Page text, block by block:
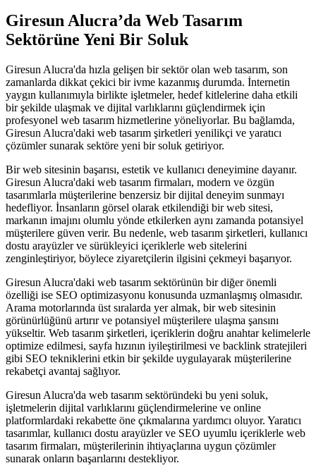
Giresun Alucra’da Web Tasarım
Sektörüne Yeni Bir Soluk
Giresun Alucra'da hızla gelişen bir sektör olan web tasarım, son
zamanlarda dikkat çekici bir ivme kazanmış durumda. İnternetin
yaygın kullanımıyla birlikte işletmeler, hedef kitlelerine daha etkili
bir şekilde ulaşmak ve dijital varlıklarını güçlendirmek için
profesyonel web tasarım hizmetlerine yöneliyorlar. Bu bağlamda,
Giresun Alucra'daki web tasarım şirketleri yenilikçi ve yaratıcı
çözümler sunarak sektöre yeni bir soluk getiriyor.
Bir web sitesinin başarısı, estetik ve kullanıcı deneyimine dayanır.
Giresun Alucra'daki web tasarım firmaları, modern ve özgün
tasarımlarla müşterilerine benzersiz bir dijital deneyim sunmayı
hedefliyor. İnsanların görsel olarak etkilendiği bir web sitesi,
markanın imajını olumlu yönde etkilerken aynı zamanda potansiyel
müşterilere güven verir. Bu nedenle, web tasarım şirketleri, kullanıcı
dostu arayüzler ve sürükleyici içeriklerle web sitelerini
zenginleştiriyor, böylece ziyaretçilerin ilgisini çekmeyi başarıyor.
Giresun Alucra'daki web tasarım sektörünün bir diğer önemli
özelliği ise SEO optimizasyonu konusunda uzmanlaşmış olmasıdır.
Arama motorlarında üst sıralarda yer almak, bir web sitesinin
görünürlüğünü artırır ve potansiyel müşterilere ulaşma şansını
yükseltir. Web tasarım şirketleri, içeriklerin doğru anahtar kelimelerle
optimize edilmesi, sayfa hızının iyileştirilmesi ve backlink stratejileri
gibi SEO tekniklerini etkin bir şekilde uygulayarak müşterilerine
rekabetçi avantaj sağlıyor.
Giresun Alucra'da web tasarım sektöründeki bu yeni soluk,
işletmelerin dijital varlıklarını güçlendirmelerine ve online
platformlardaki rekabette öne çıkmalarına yardımcı oluyor. Yaratıcı
tasarımlar, kullanıcı dostu arayüzler ve SEO uyumlu içeriklerle web
tasarım firmaları, müşterilerinin ihtiyaçlarına uygun çözümler
sunarak onların başarılarını destekliyor.